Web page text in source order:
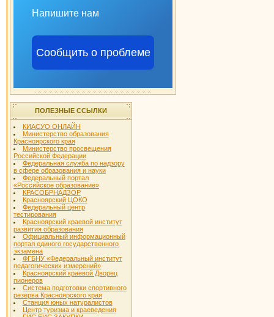
Напишите нам
Сообщить о проблеме
ПОЛЕЗНЫЕ ССЫЛКИ
КИАСУО ОНЛАЙН
Министерство образования
Красноярского края
Министерство просвещения
Российской Федерации
Федеральная служба по надзору
в сфере образования и науки
Федеральный портал
«Российское образование»
КРАСОБРНАДЗОР
Красноярский ЦОКО
Федеральный центр
тестирования
Красноярский краевой институт
развития образования
Официальный информационный
портал единого государственного
экзамена
ФГБНУ «Федеральный институт
педагогических измерений»
Красноярский краевой Дворец
пионеров
Система подготовки спортивного
резерва Красноярского края
Станция юных натуралистов
Центр туризма и краеведения